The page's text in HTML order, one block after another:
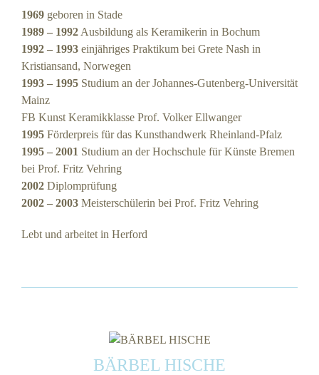
1969 geboren in Stade
1989 – 1992 Ausbildung als Keramikerin in Bochum
1992 – 1993 einjähriges Praktikum bei Grete Nash in
Kristiansand, Norwegen
1993 – 1995 Studium an der Johannes-Gutenberg-Universität
Mainz
FB Kunst Keramikklasse Prof. Volker Ellwanger
1995 Förderpreis für das Kunsthandwerk Rheinland-Pfalz
1995 – 2001 Studium an der Hochschule für Künste Bremen
bei Prof. Fritz Vehring
2002 Diplomprüfung
2002 – 2003 Meisterschülerin bei Prof. Fritz Vehring
Lebt und arbeitet in Herford
BÄRBEL HISCHE